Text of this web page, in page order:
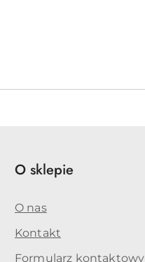
O sklepie
O nas
Kontakt
Formularz kontaktowy